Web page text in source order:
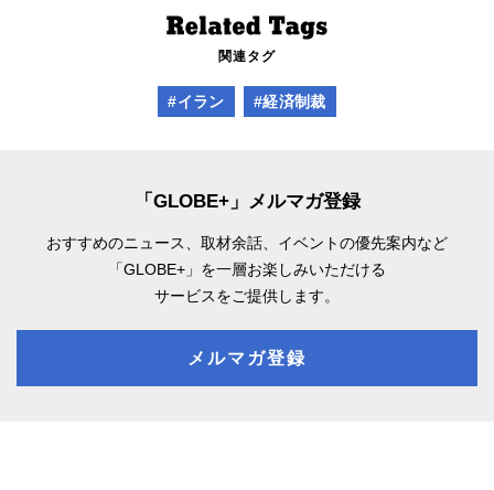
関連タグ
#イラン #経済制裁
「GLOBE+」メルマガ登録
おすすめのニュース、取材余話、 イベントの優先案内など
「GLOBE+」を一層お楽しみいただける
サービスをご提供します。
メルマガ登録